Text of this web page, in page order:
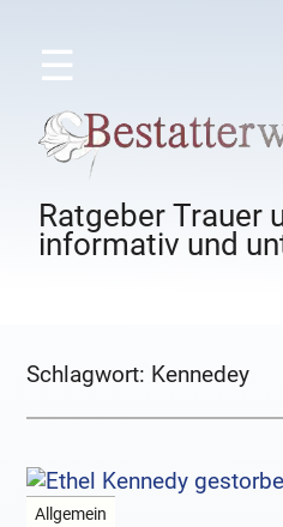
☰
Ratgeber Trauer
informativ und
Schlagwort: Kennedey
Allgemein